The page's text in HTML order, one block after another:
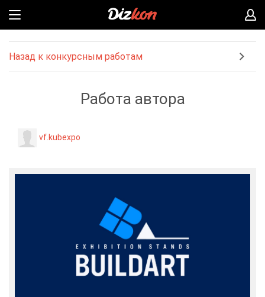
Назад к конкурсным работам
Работа автора
vf.kubexpo